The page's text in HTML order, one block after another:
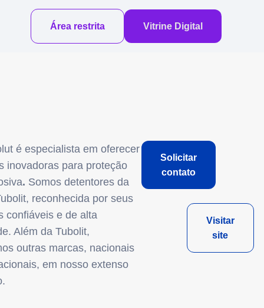
Área restrita Vitrine Digital
é especialista em oferecer
inovadoras para proteção
. Somos detentores da
reconhecida por seus
confiáveis e de alta
Além da Tubolit,
outras marcas, nacionais
em nosso extenso
Solicitar
contato
Visitar
site